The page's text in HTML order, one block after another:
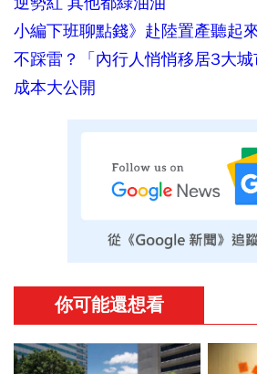
小編下班聊點錢》赴陸置產聽起
不踩雷？「內行人悄悄移居3大
成本大公開